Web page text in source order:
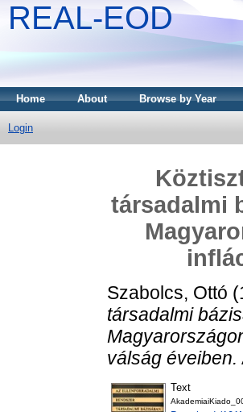
REAL-EOD
Home About Browse by Year
Login
társadalmi
Szabolcs, Ottó
társadalmi
válság éveiben.
Text